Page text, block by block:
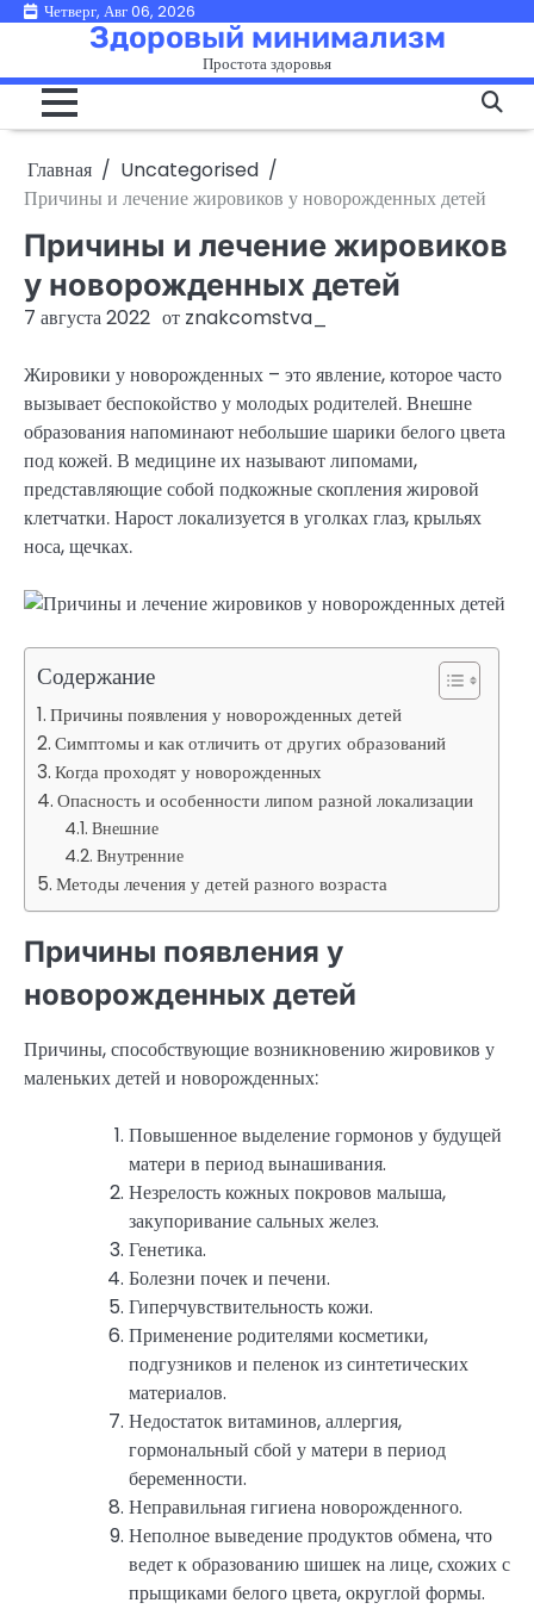
ПерейтиЧетверг, Авг 06, 2026
Здоровый минимализм
Простота здоровья
Главная
Uncategorised
Причины и лечение жировиков у новорожденных детей
Причины и лечение жировиков
у новорожденных детей
7 августа 2022 от znakcomstva_
Жировики у новорожденных – это явление, которое часто
вызывает беспокойство у молодых родителей. Внешне
образования напоминают небольшие шарики белого цвета
под кожей. В медицине их называют липомами,
представляющие собой подкожные скопления жировой
клетчатки. Нарост локализуется в уголках глаз, крыльях
носа, щечках.
Содержание
Причины появления у новорожденных детей
Симптомы и как отличить от других образований
Когда проходят у новорожденных
Опасность и особенности липом разной локализации
Внешние
Внутренние
Методы лечения у детей разного возраста
Причины появления у
новорожденных детей
Причины, способствующие возникновению жировиков у
маленьких детей и новорожденных:
Повышенное выделение гормонов у будущей
матери в период вынашивания.
Незрелость кожных покровов малыша,
закупоривание сальных желез.
Генетика.
Болезни почек и печени.
Гиперчувствительность кожи.
Применение родителями косметики,
подгузников и пеленок из синтетических
материалов.
Недостаток витаминов, аллергия,
гормональный сбой у матери в период
беременности.
Неправильная гигиена новорожденного.
Неполное выведение продуктов обмена, что
ведет к образованию шишек на лице, схожих с
прыщиками белого цвета, округлой формы.